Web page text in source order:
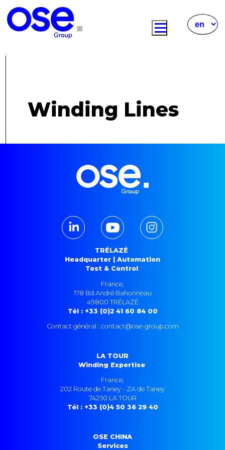
Winding Lines
TRÉLAZÉ
Headquarter | Automation
Test & Control
France,
178 Bd André Bahonneau
49800 TRÉLAZÉ
Tél : +33 (0)2 41 60 84 00
Contact général : contact@ose-group.com
LA TOUR
Winding Expertise
France,
202 Route de Taney - ZA de Taney
74250 LA TOUR
Tél : +33 (0)4 50 36 29 40
OSE CHINA
Services